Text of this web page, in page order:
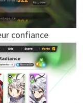
confiance